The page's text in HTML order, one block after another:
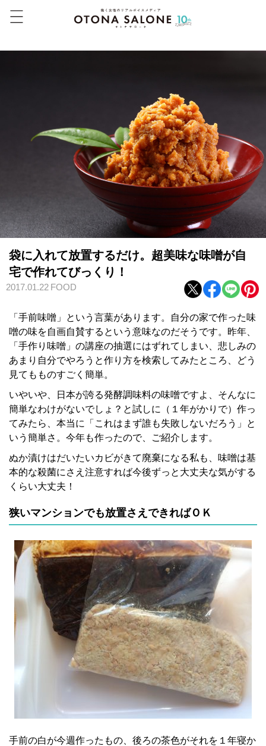
袋に入れて放置するだけ。超美味な味噌が自
宅で作れてびっくり！
2017.01.22 FOOD
「手前味噌」という言葉があります。自分の家で作った味
噌の味を自画自賛するという意味なのだそうです。昨年、
「手作り味噌」の講座の抽選にはずれてしまい、悲しみの
あまり自分でやろうと作り方を検索してみたところ、どう
見てもものすごく簡単。
いやいや、日本が誇る発酵調味料の味噌ですよ、そんなに
簡単なわけがないでしょ？と試しに（１年がかりで）作っ
てみたら、本当に「これはまず誰も失敗しないだろう」と
いう簡単さ。今年も作ったので、ご紹介します。
ぬか漬けはだいたいカビがきて廃棄になる私も、味噌は基
本的な殺菌にさえ注意すれば今後ずっと大丈夫な気がする
くらい大丈夫！
狭いマンションでも放置さえできればＯＫ
手前の白が今週作ったもの、後ろの茶色がそれを１年寝か